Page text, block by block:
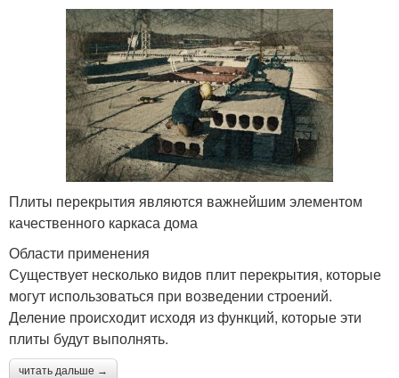
Плиты перекрытия являются важнейшим элементом
качественного каркаса дома
Области применения
Существует несколько видов плит перекрытия, которые
могут использоваться при возведении строений.
Деление происходит исходя из функций, которые эти
плиты будут выполнять.
читать дальше →